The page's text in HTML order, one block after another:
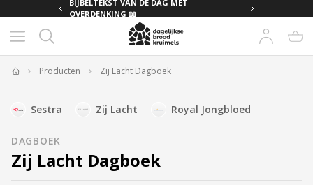
BIJBELTEKST VAN DE DAG MET
OVERDENKING 📖
Producten Zij Lacht Dagboek
Sestra Zij Lacht Royal Jongbloed
DAGBOEK
Zij Lacht Dagboek